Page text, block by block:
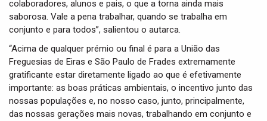
colaboradores, alunos e pais, o que a torna ainda mais
saborosa. Vale a pena trabalhar, quando se trabalha em
conjunto e para todos”, salientou o autarca.
“Acima de qualquer prémio ou final é para a União das
Freguesias de Eiras e São Paulo de Frades extremamente
gratificante estar diretamente ligado ao que é efetivamente
importante: as boas práticas ambientais, o incentivo junto das
nossas populações e, no nosso caso, junto, principalmente,
das nossas gerações mais novas, trabalhando em conjunto e